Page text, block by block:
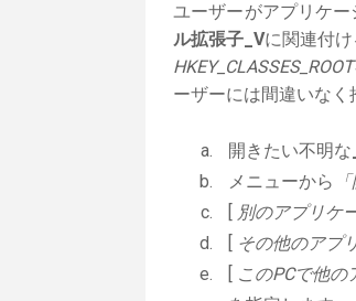
ユーザーがアプリケ
ル拡張子_Vに関連付
HKEY_CLASSES_ROOT
ーザーには間違いなく
開きたい不明な
メニューから
[ 別のアプリケ
[ その他のアプ
[ このPCで他